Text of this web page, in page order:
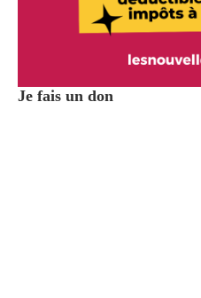
Je fais un don